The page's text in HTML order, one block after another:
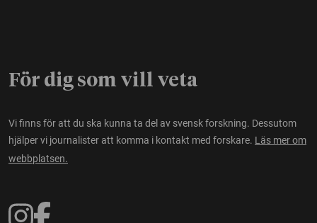
För dig som vill veta
Vi finns för att du ska kunna ta del av svensk forskning. Dessutom
hjälper vi journalister att komma i kontakt med forskare. Läs mer om
webbplatsen.